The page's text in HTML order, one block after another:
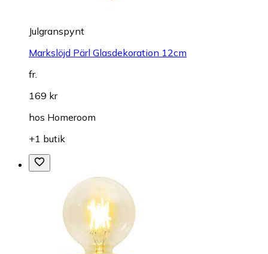
Julgranspynt
Markslöjd Pärl Glasdekoration 12cm
fr.
169 kr
hos Homeroom
+1 butik